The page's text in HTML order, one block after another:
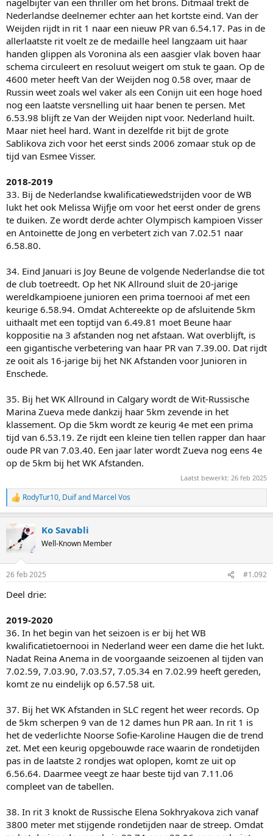
nagelbijter van een thriller om het brons. Ditmaal trekt de
Nederlandse deelnemer echter aan het kortste eind. Van der
Weijden rijdt in rit 1 naar een nieuw PR van 6.54.17. Pas in de
allerlaatste rit voelt ze de medaille heel langzaam uit haar
handen glippen als Voronina als een aasgier vlak boven haar
schema circuleert en resoluut weigert om stuk te gaan. Op de
4600 meter heeft Van der Weijden nog 0.58 over, maar de
Russin weet zoals wel vaker als een Conijn uit een hoge hoed
nog een laatste versnelling uit haar benen te persen. Met
6.53.98 blijft ze Van der Weijden nipt voor. Nederland huilt.
Maar niet heel hard. Want in dezelfde rit bijt de grote
Sablikova zich voor het eerst sinds 2006 zomaar stuk op de
tijd van Esmee Visser.
2018-2019
33. Bij de Nederlandse kwalificatiewedstrijden voor de WB
lukt het ook Melissa Wijfje om voor het eerst onder de grens
te duiken. Ze wordt derde achter Olympisch kampioen Visser
en Antoinette de Jong en verbetert zich van 7.02.51 naar
6.58.80.
34. Eind Januari is Joy Beune de volgende Nederlandse die tot
de club toetreedt. Op het NK Allround sluit de 20-jarige
wereldkampioene junioren een prima toernooi af met een
keurige 6.58.94. Omdat Achtereekte op de afsluitende 5km
uithaalt met een toptijd van 6.49.81 moet Beune haar
koppositie na 3 afstanden nog net afstaan. Wat overblijft, is
een gigantische verbetering van haar PR van 7.39.00. Dat rijdt
ze ooit als 16-jarige bij het NK Afstanden voor Junioren in
Enschede.
35. Bij het WK Allround in Calgary wordt de Wit-Russische
Marina Zueva mede dankzij haar 5km zevende in het
klassement. Op die 5km wordt ze keurig 4e met een prima
tijd van 6.53.19. Ze rijdt een kleine tien tellen rapper dan haar
oude PR van 7.03.40. Een jaar later wordt Zueva nog eens 4e
op de 5km bij het WK Afstanden.
Laatst bewerkt: 26 feb 2025
R
e
c
t
i
s
RodyTur10, Duifand Marcel Vos
Ko Savabli
Well-Known Member
26 feb 2025 #1.092
Deel drie:
2019-2020
36. In het begin van het seizoen is er bij het WB
kwalificatietoernooi in Nederland weer een dame die het lukt.
Nadat Reina Anema in de voorgaande seizoenen al tijden van
7.02.59, 7.03.90, 7.03.57, 7.05.34 en 7.02.99 heeft gereden,
komt ze nu eindelijk op 6.57.58 uit.
37. Bij het WK Afstanden in SLC regent het weer records. Op
de 5km scherpen 9 van de 12 dames hun PR aan. In rit 1 is
het de vederlichte Noorse Sofie-Karoline Haugen die de trend
zet. Met een keurig opgebouwde race waarin de rondetijden
pas in de laatste 2 rondjes wat oplopen, komt ze uit op
6.56.64. Daarmee veegt ze haar beste tijd van 7.11.06
compleet van de tabellen.
38. In rit 3 knokt de Russische Elena Sokhryakova zich vanaf
3800 meter met stijgende rondetijden naar de streep. Omdat